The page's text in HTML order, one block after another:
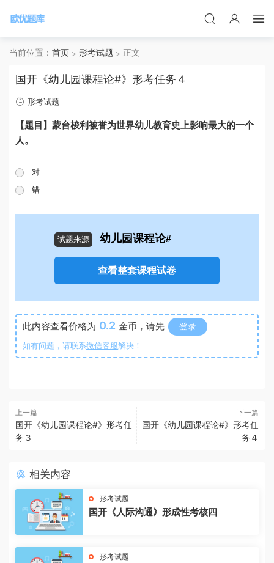
当前位置： 首页 形考试题 正文
国开《幼儿园课程论#》形考任务４
形考试题
【题目】蒙台梭利被誉为世界幼儿教育史上影响最大的一个
人。
对
错
试题来源 幼儿园课程论#
查看整套课程试卷
此内容查看价格为 0.2 金币，请先 登录
如有问题，请联系微信客服解决！
上一篇
国开《幼儿园课程论#》形考任
务３
下一篇
国开《幼儿园课程论#》形考任
务４
相关内容
形考试题
国开《人际沟通》形成性考核四
形考试题